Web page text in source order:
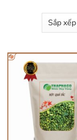
HẾT HÀNG